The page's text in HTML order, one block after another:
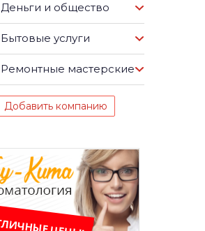
Деньги и общество
Бытовые услуги
Ремонтные мастерские
Добавить компанию